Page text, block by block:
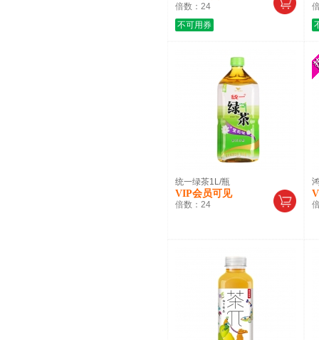
倍数： 24
不可用券
统一绿茶1L/瓶
VIP会员可见
倍数： 24